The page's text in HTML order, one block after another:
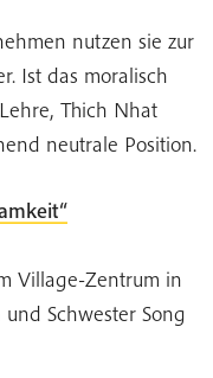
nutzen sie zur
Ist das moralisch
Thich Nhat
neutrale Position.
Village-Zentrum in
Schwester Song